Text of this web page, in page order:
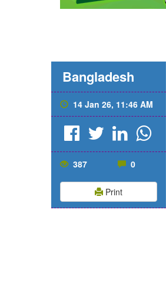
Bangladesh
14 Jan 26, 11:46 AM
387 0
Print